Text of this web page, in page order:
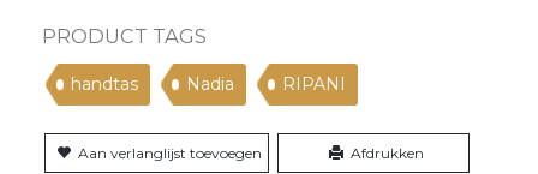
PRODUCT TAGS
handtas Nadia RIPANI
Aan verlanglijst toevoegen Afdrukken